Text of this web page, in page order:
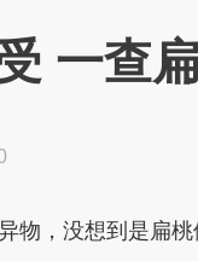
一查
，没想到是扁桃